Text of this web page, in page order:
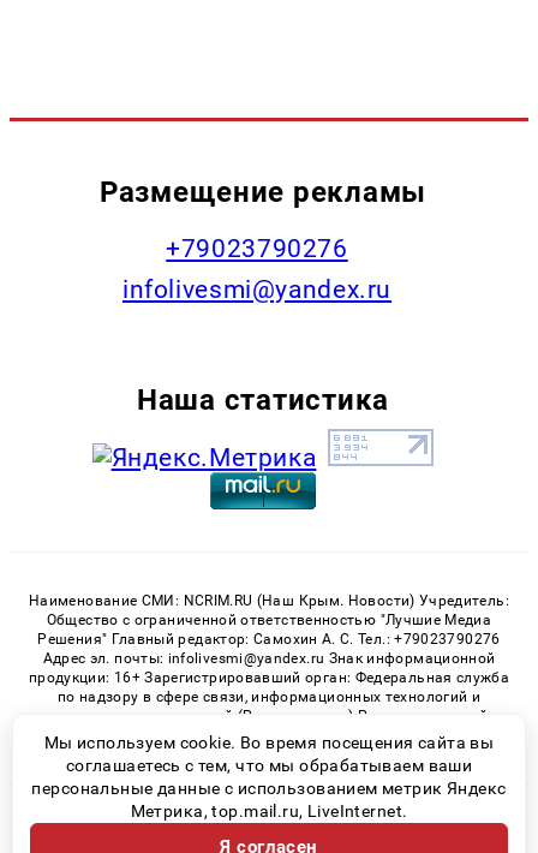
Размещение рекламы
+79023790276
infolivesmi@yandex.ru
Наша статистика
Наименование СМИ: NCRIM.RU (Наш Крым. Новости) Учредитель:
Общество с ограниченной ответственностью "Лучшие Медиа
Решения" Главный редактор: Самохин А. С. Тел.: +79023790276
Адрес эл. почты: infolivesmi@yandex.ru Знак информационной
продукции: 16+ Зарегистрировавший орган: Федеральная служба
по надзору в сфере связи, информационных технологий и
массовых коммуникаций (Роскомнадзор) Регистрационный
номер СМИ ЭЛ № ФС 77 - 81150 от 02.06.2021
© 2026 «nCrim.ru» | Все права защищены
Возрастная категория сайта 16+
Мы используем cookie. Во время посещения сайта вы
соглашаетесь с тем, что мы обрабатываем ваши
персональные данные с использованием метрик Яндекс
Метрика, top.mail.ru, LiveInternet.
Я согласен